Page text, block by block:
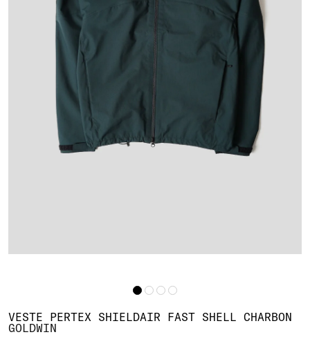
VESTE PERTEX SHIELDAIR FAST SHELL CHARBON
GOLDWIN